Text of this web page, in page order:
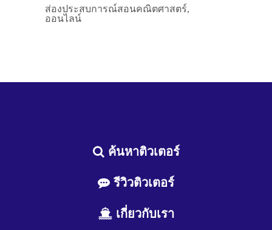
ส่องประสบการณ์สอนคณิตศาสตร์,
ออนไลน์
ค้นหาติวเตอร์
รีวิวติวเตอร์
เกี่ยวกับเรา